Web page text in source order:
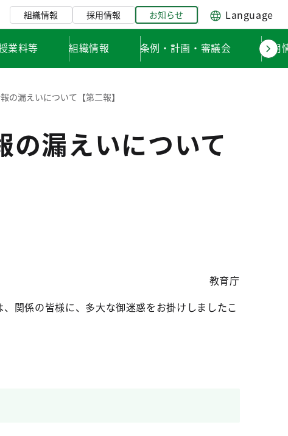
組織情報 採用情報 お知らせ Language
業料等 組織情報 条例・計画・審議会 採用
の漏えいについて【第二報】
の漏えいについて
教育庁
関係の皆様に、多大な御迷惑をお掛けしましたこ